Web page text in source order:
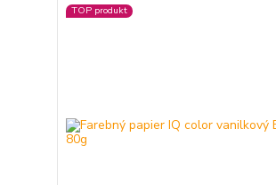
TOP produkt